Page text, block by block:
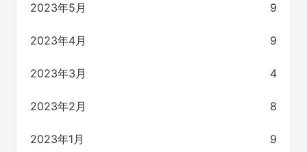
2023年5月 9
2023年4月 9
2023年3月 4
2023年2月 8
2023年1月 9